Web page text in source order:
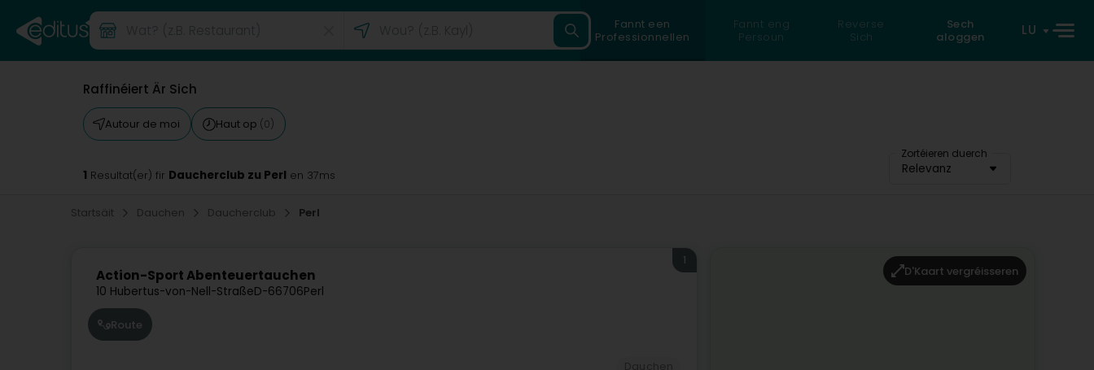
Fannt een
Professionnellen
Fannt eng
Persoun
Reverse
Sich
Sech
aloggen
LU
Raffinéiert Är Sich
Autour de moi Haut op (0)
Zortéieren duerch
Relevanz
1 Resultat(er) fir Daucherclub zu Perl en 37ms
Startsäit Dauchen Daucherclub Perl
Action-Sport Abenteuertauchen
10 Hubertus-von-Nell-StraßeD-66706Perl
1
Route
D'Kaart vergréisseren